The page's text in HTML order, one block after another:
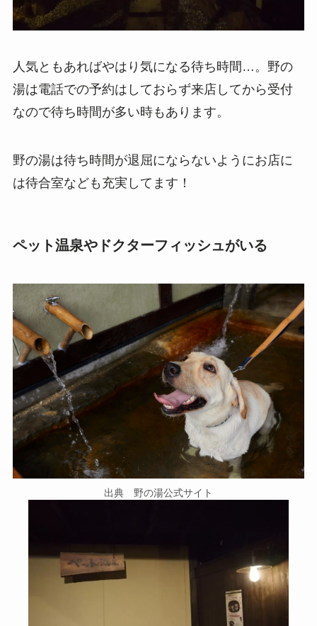
人気ともあればやはり気になる待ち時間…。野の
湯は電話での予約はしておらず来店してから受付
なので待ち時間が多い時もあります。
野の湯は待ち時間が退屈にならないようにお店に
は待合室なども充実してます！
ペット温泉やドクターフィッシュがいる
出典 野の湯公式サイト